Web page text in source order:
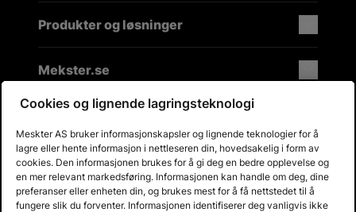
Produkter og løsninger
Mekster.se
Prisgaranti på reservedeler
Lager i Sverige
60 dagers åpent kjøp
Gratis returer
Cookies og lignende lagringsteknologi
Meskter AS bruker informasjonskapsler og lignende teknologier for å
lagre eller hente informasjon i nettleseren din, hovedsakelig i form av
cookies. Den informasjonen brukes for å gi deg en bedre opplevelse og
en mer relevant markedsføring. Informasjonen kan handle om deg, dine
preferanser eller enheten din, og brukes mest for å få nettstedet til å
fungere slik du forventer. Informasjonen identifiserer deg vanligvis ikke